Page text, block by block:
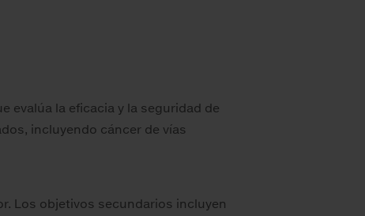
evalúa la eficacia y la seguridad de
incluyendo cáncer de vías
Los objetivos secundarios incluyen